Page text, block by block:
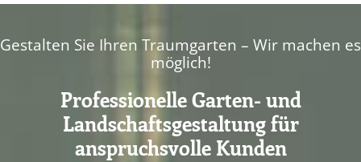
Gestalten Sie Ihren Traumgarten – Wir machen es
möglich!
Professionelle Garten- und
Landschaftsgestaltung für
anspruchsvolle Kunden